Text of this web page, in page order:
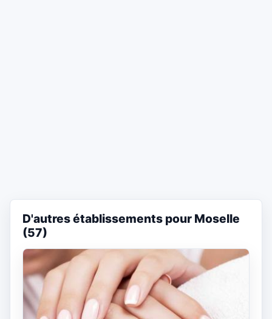
D'autres établissements pour Moselle
(57)